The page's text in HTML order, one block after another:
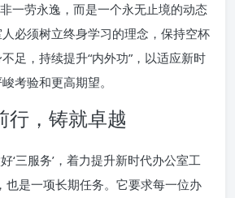
一劳永逸，而是一个永无止境的动态
必须树立终身学习的理念，保持空杯
足，持续提升“内外功”，以适应新时
考验和更高期望。
行，铸就卓越
好‘三服务’，着力提升新时代办公室工
也是一项长期任务。它要求每一位办